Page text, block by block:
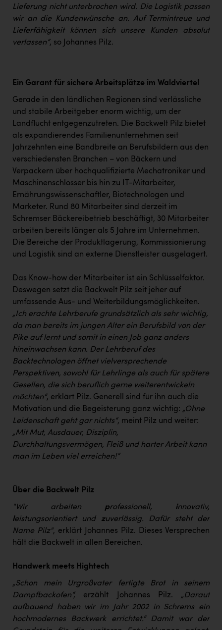
Lieferung nicht unterbrochen wird. Die Logistik passen
wir an die Kundenwünsche an. Auf Termintreue und
Lieferfähigkeit können sich unsere Kunden absolut
verlassen“, so Johannes Pilz.
Ein Garant für sichere Arbeitsplätze im Waldviertel
Gerade in den ländlichen Regionen sind verlässliche
und stabile Arbeitgeber enorm wichtig, um der
Landflucht entgegenzutreten. Die Backwelt Pilz bietet
als expandierendes Familienunternehmen seit
Jahrzehnten eine Bandbreite an Berufsbildern aus den
verschiedensten Branchen – von Bäckern und
Verpackern über hochqualifizierte Mechatroniker und
Maschinenschlosser bis hin zu IT-Mitarbeiter,
Ernährungswissenschaftler, Biotechnologen und
Marketer. Rund 80 Mitarbeiter sind derzeit im
Schremser Bäckereibetrieb beschäftigt, 30 Mitarbeiter
arbeiten bereits länger als 5 Jahre im Unternehmen.
Die Bereiche der Produktlagerung, Kommissionierung
und Logistik sind an externe Dienstleister ausgelagert.
Das Know-how der Mitarbeiter ist ein Schlüsselfaktor.
Deswegen setzt die Backwelt Pilz seit jeher auf
umfassende Aus- und Weiterbildungsmöglichkeiten.
„Ich erachte Lehrberufe grundsätzlich als sehr wichtig,
da man bereits im jungen Alter ein Berufsbild von der
Pike auf lernt und somit in einen Job ganz anders
hineinwachsen kann. Der Lehrberuf des
Backtechnologen öffnet vielversprechende
Perspektiven, sowohl für Lehrlinge als auch für spätere
Gesellen, die sich beruflich gerne weiterentwickeln
möchten“, erklärt Pilz. Generell sind für ihn auch die
Motivation und die Begeisterung ganz wichtig: „Ohne
Leidenschaft geht gar nichts“, meint Pilz und weiter:
„Mit Mut, Ausdauer, Disziplin,
Durchhaltungsvermögen, Fleiß und harter Arbeit kann
man im Leben viel erreichen!“
Über die Backwelt Pilz
"Wir arbeiten professionell, innovativ,
leistungsorientiert und zuverlässig. Dafür steht der
Name Pilz", erklärt Johannes Pilz. Dieses Versprechen
hält die Backwelt in allen Bereichen.
Handwerk meets Hightech
„Schon mein Urgroßvater fertigte Brot in seinem
Dampfbackofen“, erzählt Johannes Pilz. „Darauf
aufbauend haben wir im Jahr 2002 in Schrems ein
hochmodernes Backwerk errichtet.“ Damit war der